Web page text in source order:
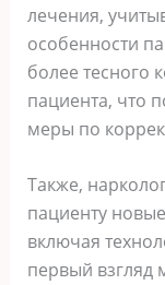
лечения,
особенности
более тесного
пациента, что
меры по
Также,
пациенту
включая
первый взгляд